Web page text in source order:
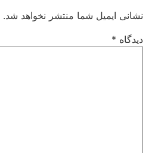
نشانی ایمیل شما منتشر نخواهد شد.
دیدگاه *